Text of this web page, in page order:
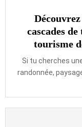
cascades
tourisme
Si tu cherches
randonnée,